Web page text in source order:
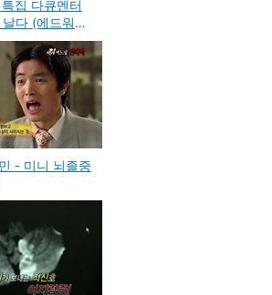
집 다큐멘터
다 (에드워드
- 미니 뇌졸중